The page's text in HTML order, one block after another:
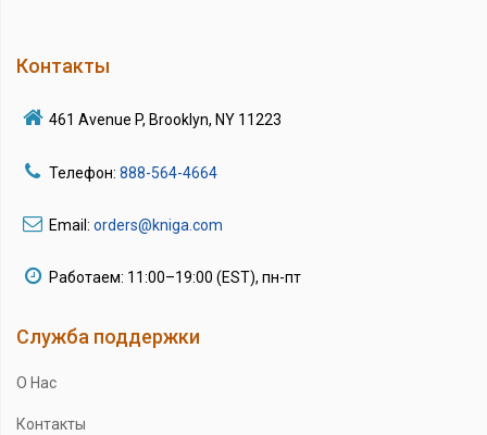
Контакты
461 Avenue P, Brooklyn, NY 11223
Телефон: 888-564-4664
Email: orders@kniga.com
Работаем: 11:00–19:00 (EST), пн-пт
Служба поддержки
О Нас
Контакты